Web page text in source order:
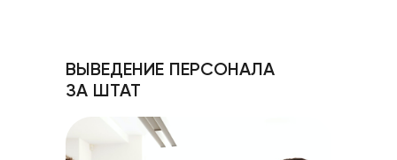
ВЫВЕДЕНИЕ ПЕРСОНАЛА
ЗА ШТАТ